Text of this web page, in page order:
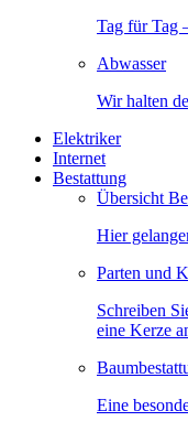
Tag für Tag
Abwasser
Wir halten
Elektriker
Internet
Bestattung
Übersicht
Hier
Parten und
Schreiben
eine Kerze
Eine